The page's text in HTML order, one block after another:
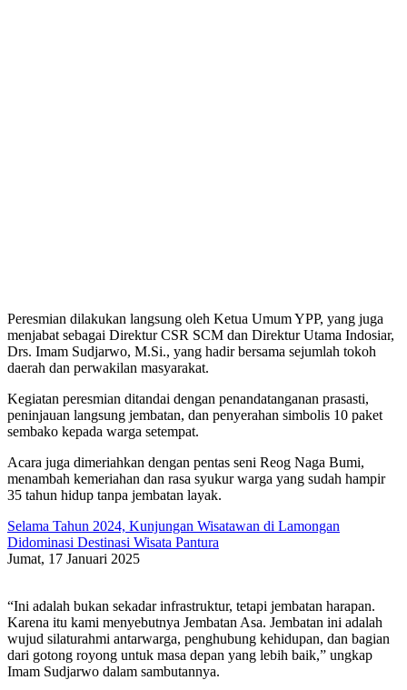
Peresmian dilakukan langsung oleh Ketua Umum YPP, yang juga
menjabat sebagai Direktur CSR SCM dan Direktur Utama Indosiar,
Drs. Imam Sudjarwo, M.Si., yang hadir bersama sejumlah tokoh
daerah dan perwakilan masyarakat.
Kegiatan peresmian ditandai dengan penandatanganan prasasti,
peninjauan langsung jembatan, dan penyerahan simbolis 10 paket
sembako kepada warga setempat.
Acara juga dimeriahkan dengan pentas seni Reog Naga Bumi,
menambah kemeriahan dan rasa syukur warga yang sudah hampir
35 tahun hidup tanpa jembatan layak.
Selama Tahun 2024, Kunjungan Wisatawan di Lamongan
Didominasi Destinasi Wisata Pantura
Jumat, 17 Januari 2025
“Ini adalah bukan sekadar infrastruktur, tetapi jembatan harapan.
Karena itu kami menyebutnya Jembatan Asa. Jembatan ini adalah
wujud silaturahmi antarwarga, penghubung kehidupan, dan bagian
dari gotong royong untuk masa depan yang lebih baik,” ungkap
Imam Sudjarwo dalam sambutannya.